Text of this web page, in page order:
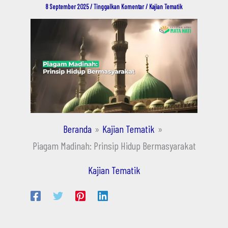
8 September 2025/Tinggalkan Komentar/ Kajian Tematik
Beranda
Kajian Tematik
Piagam Madinah: Prinsip Hidup Bermasyarakat
Kajian Tematik